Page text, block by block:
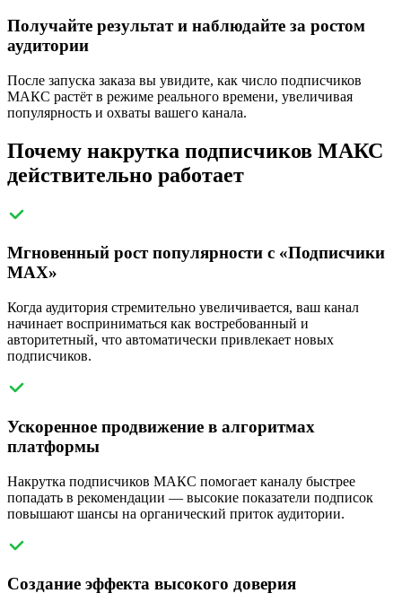
Получайте результат и наблюдайте за ростом
аудитории
После запуска заказа вы увидите, как число подписчиков
МАКС растёт в режиме реального времени, увеличивая
популярность и охваты вашего канала.
Почему накрутка подписчиков МАКС
действительно работает
Мгновенный рост популярности с «Подписчики
MAX»
Когда аудитория стремительно увеличивается, ваш канал
начинает восприниматься как востребованный и
авторитетный, что автоматически привлекает новых
подписчиков.
Ускоренное продвижение в алгоритмах
платформы
Накрутка подписчиков МАКС помогает каналу быстрее
попадать в рекомендации — высокие показатели подписок
повышают шансы на органический приток аудитории.
Создание эффекта высокого доверия